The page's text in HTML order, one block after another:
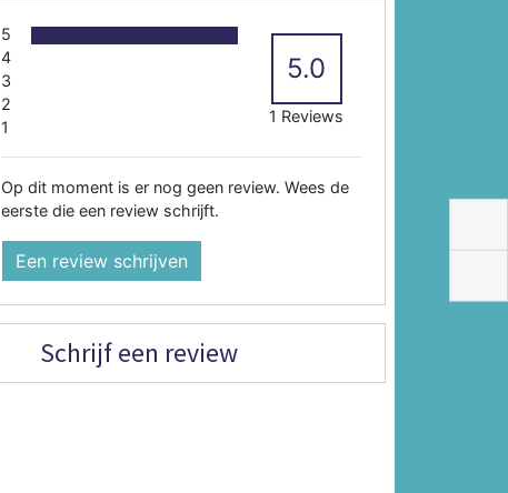
5
4
3
2
1
5.0
1 Reviews
Op dit moment is er nog geen review. Wees de
eerste die een review schrijft.
Een review schrijven
Schrijf een review